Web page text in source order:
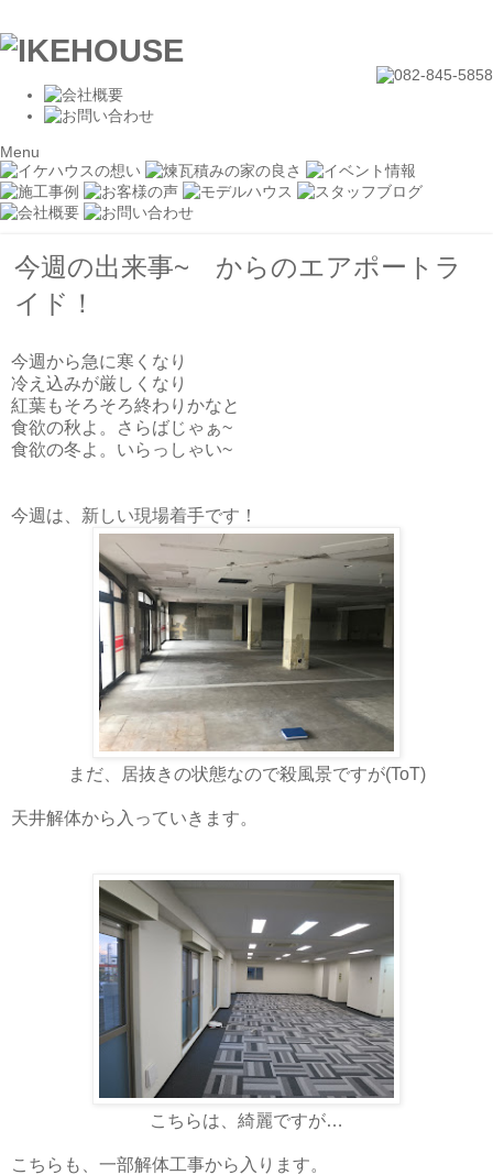
Menu
今週の出来事~ からのエアポートラ
イド！
今週から急に寒くなり
冷え込みが厳しくなり
紅葉もそろそろ終わりかなと
食欲の秋よ。さらばじゃぁ~
食欲の冬よ。いらっしゃい~
今週は、新しい現場着手です！
まだ、居抜きの状態なので殺風景ですが(ToT)
天井解体から入っていきます。
こちらは、綺麗ですが…
こちらも、一部解体工事から入ります。